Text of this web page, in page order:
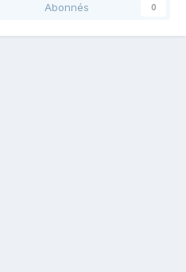
Abonnés 0